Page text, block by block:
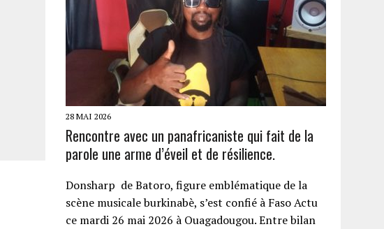
28 MAI 2026
Rencontre avec un panafricaniste qui fait de la
parole une arme d’éveil et de résilience.
Donsharp de Batoro, figure emblématique de la
scène musicale burkinabè, s’est confié à Faso Actu
ce mardi 26 mai 2026 à Ouagadougou. Entre bilan